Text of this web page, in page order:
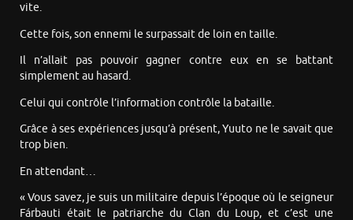
vite.
Cette fois, son ennemi le surpassait de loin en taille.
Il n’allait pas pouvoir gagner contre eux en se battant
simplement au hasard.
Celui qui contrôle l’information contrôle la bataille.
Grâce à ses expériences jusqu’à présent, Yuuto ne le savait que
trop bien.
En attendant…
« Vous savez, je suis un militaire depuis l’époque où le seigneur
Fárbauti était le patriarche du Clan du Loup, et c’est une